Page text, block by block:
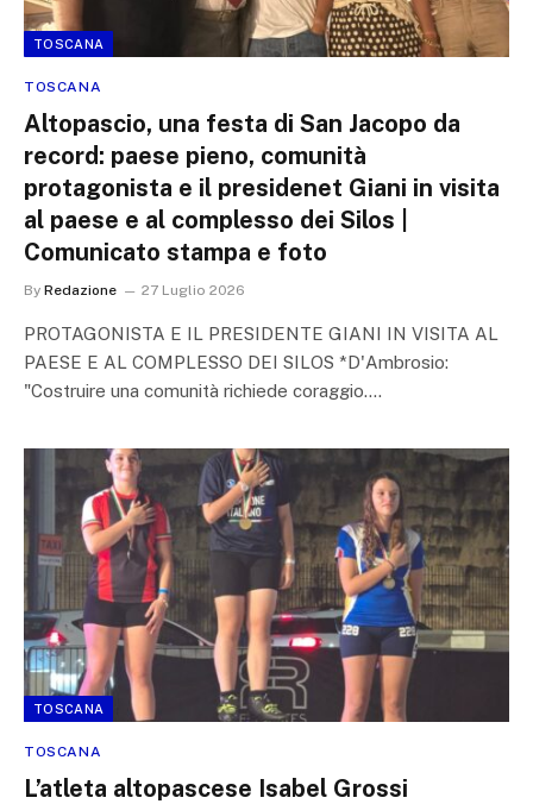
TOSCANA
TOSCANA
Altopascio, una festa di San Jacopo da
record: paese pieno, comunità
protagonista e il presidenet Giani in visita
al paese e al complesso dei Silos |
Comunicato stampa e foto
By Redazione 27 Luglio 2026
PROTAGONISTA E IL PRESIDENTE GIANI IN VISITA AL
PAESE E AL COMPLESSO DEI SILOS *D'Ambrosio:
"Costruire una comunità richiede coraggio.…
TOSCANA
TOSCANA
L’atleta altopascese Isabel Grossi